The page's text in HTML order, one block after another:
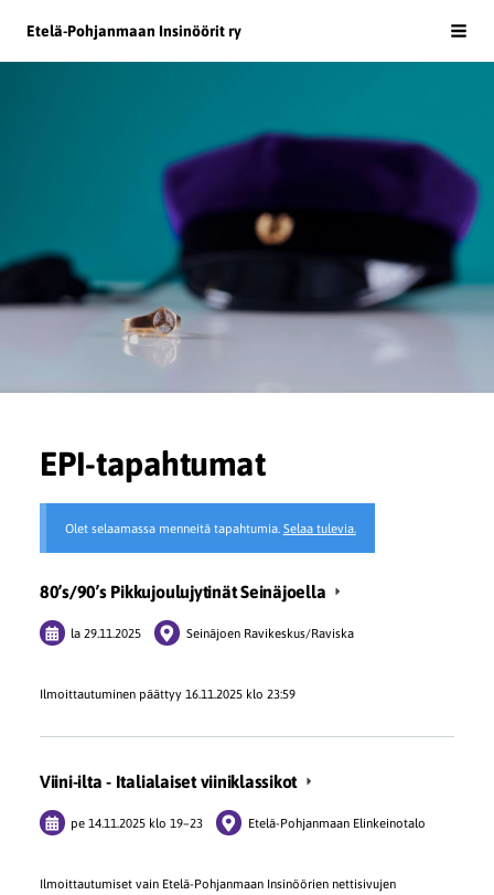
sivun
sisältöön
Etelä-Pohjanmaan Insinöörit ry
EPI-tapahtumat
Olet selaamassa menneitä tapahtumia. Selaa tulevia.
80’s/90’s Pikkujoulujytinät Seinäjoella
la 29.11.2025 Seinäjoen Ravikeskus/Raviska
Ilmoittautuminen päättyy 16.11.2025 klo 23:59
Viini-ilta - Italialaiset viiniklassikot
pe 14.11.2025 klo 19–23 Etelä-Pohjanmaan Elinkeinotalo
Ilmoittautumiset vain Etelä-Pohjanmaan Insinöörien nettisivujen